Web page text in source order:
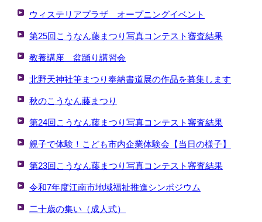
ウィステリアプラザ オープニングイベント
第25回こうなん藤まつり写真コンテスト審査結果
教養講座 盆踊り講習会
北野天神社筆まつり奉納書道展の作品を募集します
秋のこうなん藤まつり
第24回こうなん藤まつり写真コンテスト審査結果
親子で体験！こども市内企業体験会【当日の様子】
第23回こうなん藤まつり写真コンテスト審査結果
令和7年度江南市地域福祉推進シンポジウム
二十歳の集い（成人式）